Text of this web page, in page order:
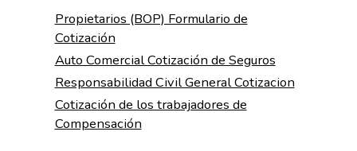
Propietarios (BOP) Formulario de
Cotización
Auto Comercial Cotización de Seguros
Responsabilidad Civil General Cotizacion
Cotización de los trabajadores de
Compensación